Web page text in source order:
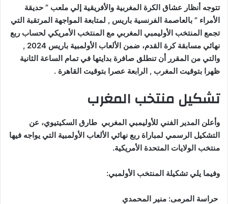
تتوجه أنظار عشاق الكرة المغربية والأفريقية إلي ملعب ” حديقة
الأمراء ” بالعاصمة الفرنسية باريس , لمتابعة المواجهة المرتقبة التي
تجمع المنتخب الأوليمبي المغربي مع المنتخب الأمريكي لحساب ربع
نهائي مسابقة كرة القدم، ضمن الألعاب الأولمبية باريس 2024 ,
والتي من المقرر أن تنطلق صافرة بدايتها في تمام الساعة الثانية
ظهرا بتوقيت المغرب , الرابعة عصرا بتوقيت القاهرة .
تشكيل منتخب المغرب
وأعلن المدير الفني للأوليمبي المغربي طارق السكيتيوي، عن
التشكيل الرسمي لمباراة ربع نهائي الألعاب الأولمبية التي يواجه فيها
منتخب الولايات المتحدة الأمريكية.
وفيما يلي تشكيلة المنتخب الأولمبي:
حراسة المرمى: منير المحمدي